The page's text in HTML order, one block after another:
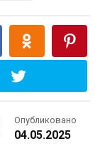
Опубликовано
04.05.2025